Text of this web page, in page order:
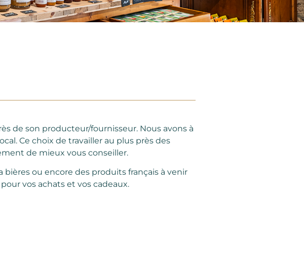
de son producteur/fournisseur. Nous avons à
Ce choix de travailler au plus près des
de mieux vous conseiller.
ou encore des produits français à venir
vos achats et vos cadeaux.